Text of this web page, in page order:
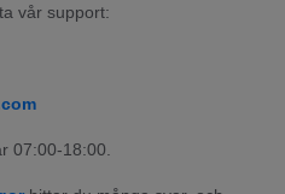
vår support:
07:00-18:00.